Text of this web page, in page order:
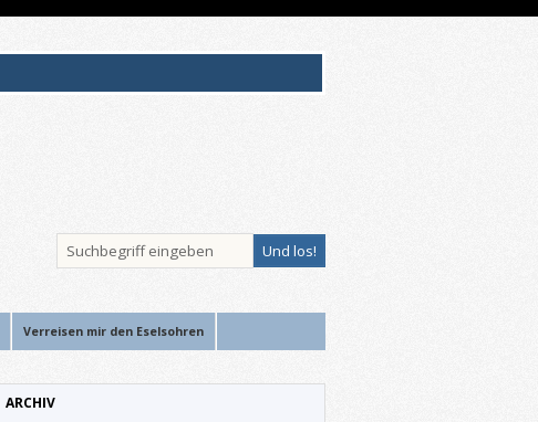
Verreisen mir den Eselsohren
ARCHIV